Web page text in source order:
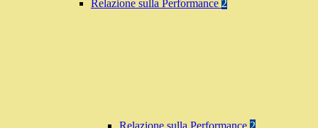
Relazione sulla Performance 2